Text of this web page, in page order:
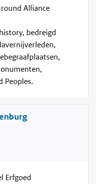
Alliance
bedreigd
Peoples.
Erfgoed